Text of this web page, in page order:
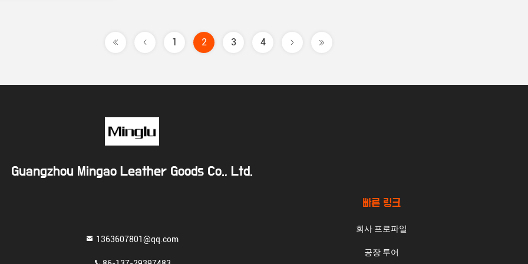
1 2 3 4
Guangzhou Mingao Leather Goods Co., Ltd.
1363607801@qq.com
빠른 링크
회사 프로파일
공장 투어